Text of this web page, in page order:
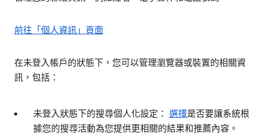
前往「個人資訊」頁面
在未登入帳戶的狀態下，您可以管理瀏覽器或裝置的相關資
訊，包括：
未登入狀態下的搜尋個人化設定： 選擇是否要讓系統根
據您的搜尋活動為您提供更相關的結果和推薦內容。